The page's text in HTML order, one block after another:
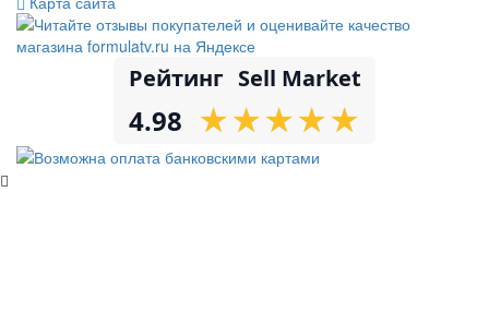
Рейтинг Sell Market
4.98 ★
★★
★★
★★
★★
★